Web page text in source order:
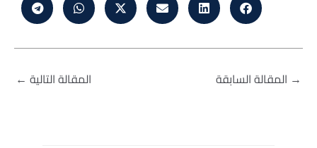
→ المقالة السابقة المقالة التالية ←